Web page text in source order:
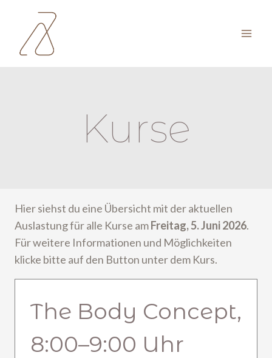
springen
Kurse
Hier siehst du eine Übersicht mit der aktuellen
Auslastung für alle Kurse amFreitag, 5. Juni 2026.
Für weitere Informationen und Möglichkeiten
klicke bitte auf den Button unter dem Kurs.
The Body Concept,
8:00–9:00 Uhr